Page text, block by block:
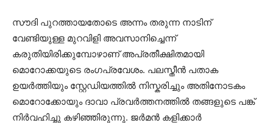
സൗദി പുറത്തായതോടെ അന്നം തരുന്ന നാടിന്
വേണ്ടിയുള്ള മുറവിളി അവസാനിച്ചെന്ന്
കരുതിയിരിക്കുമ്പോഴാണ് അപ്രതീക്ഷിതമായി
മൊറോക്കയുടെ രംഗപ്രവേശം. പലസ്തീൻ പതാക
ഉയർത്തിയും സ്റ്റേഡിയത്തിൽ നിസ്കരിച്ചും അതിനോടകം
മൊറോക്കോയും ദാവാ പ്രവർത്തനത്തിൽ തങ്ങളുടെ പങ്ക്
നിർവഹിച്ചു കഴിഞ്ഞിരുന്നു. ജർമൻ കളിക്കാർ